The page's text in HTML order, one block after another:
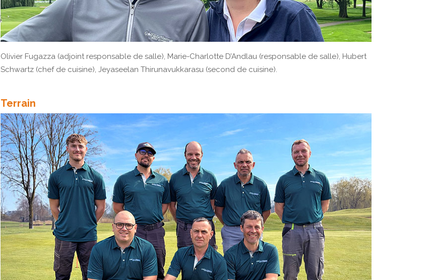
Olivier Fugazza (adjoint responsable de salle), Marie-Charlotte D’Andlau (responsable de salle), Hubert
Schwartz (chef de cuisine), Jeyaseelan Thirunavukkarasu (second de cuisine).
Terrain